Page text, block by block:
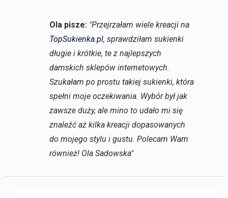
Ola pisze: "Przejrzałam wiele kreacji na
TopSukienka.pl, sprawdziłam sukienki
długie i krótkie, te z najlepszych
damskich sklepów internetowych.
Szukałam po prostu takiej sukienki, która
spełni moje oczekiwania. Wybór był jak
zawsze duży, ale mino to udało mi się
znaleźć aż kilka kreacji dopasowanych
do mojego stylu i gustu. Polecam Wam
również! Ola Sadowska"